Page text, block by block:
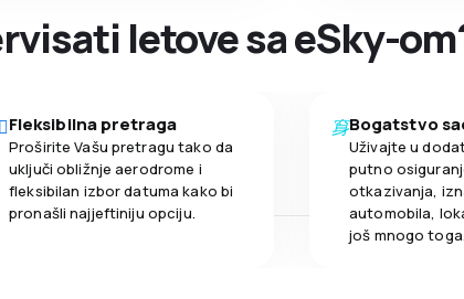
letove sa eSky-
Fleksibilna pretraga
Proširite Vašu pretragu tako da
uključi obližnje aerodrome i
fleksibilan izbor datuma kako bi
pronašli najjeftiniju opciju.
Bogatstvo
Uživajte u
putno
otkazivanja,
automobila,
još mnogo toga.